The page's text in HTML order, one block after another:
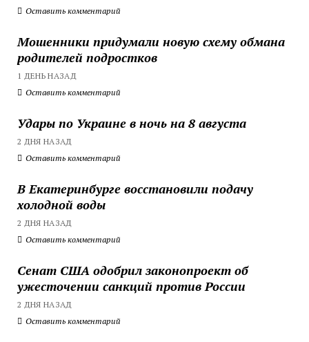
Оставить комментарий
Мошенники придумали новую схему обмана
родителей подростков
1 ДЕНЬ НАЗАД
Оставить комментарий
Удары по Украине в ночь на 8 августа
2 ДНЯ НАЗАД
Оставить комментарий
В Екатеринбурге восстановили подачу
холодной воды
2 ДНЯ НАЗАД
Оставить комментарий
Сенат США одобрил законопроект об
ужесточении санкций против России
2 ДНЯ НАЗАД
Оставить комментарий